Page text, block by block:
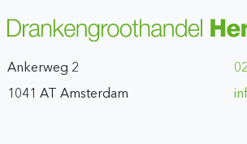
Ankerweg 2
1041 AT Amsterdam